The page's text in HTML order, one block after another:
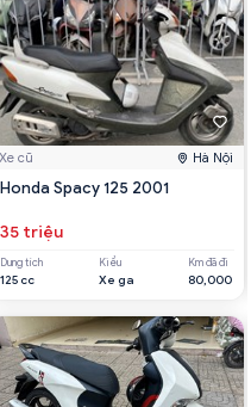
Xe cũ Hà Nội
Honda Spacy 125 2001
35 triệu
Dung tích
125 cc
Kiểu
Xe ga
Km đã đi
80,000